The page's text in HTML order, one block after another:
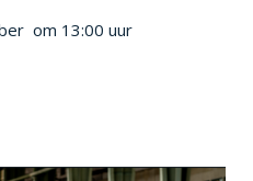
om 13:00 uur